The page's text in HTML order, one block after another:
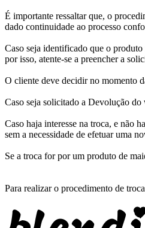
É importante ressaltar que, o
dado continuidade ao processo
Caso seja identificado que o
por isso, atente-se a preencher a
O cliente deve decidir no momento
Caso seja solicitado a Devolução
Caso haja interesse na troca, e não
sem a necessidade de efetuar uma
Se a troca for por um produto de
Para realizar o procedimento de